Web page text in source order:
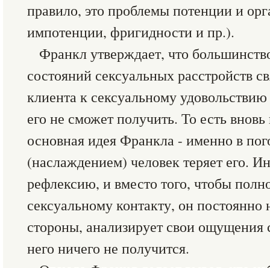
правило, это проблемы потенции и
импотенции, фригидности и пр.).
Франкл утверждает, что
состояний сексуальных расстройств
клиента к сексуальному
его не сможет получить. То есть
основная идея Франкла - именно в
(наслаждением) человек теряет его.
рефлексию, и вместо того, чтобы
сексуальному контакту, он постоянно
стороны, анализирует свои ощущения
него ничего не получится.